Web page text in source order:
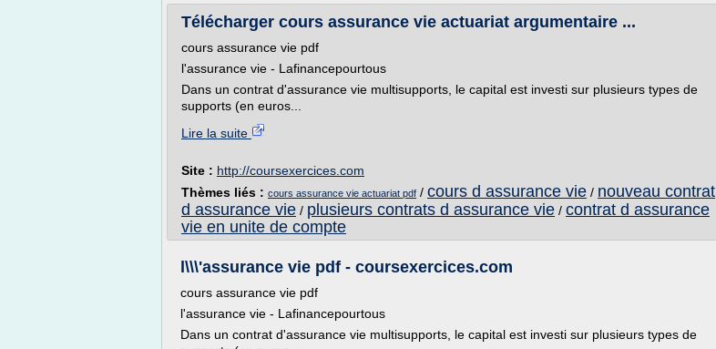
Télécharger cours assurance vie actuariat argumentaire ...
cours assurance vie pdf
l'assurance vie - Lafinancepourtous
Dans un contrat d'assurance vie multisupports, le capital est investi sur plusieurs types de
supports (en euros...
Lire la suite
Site : http://coursexercices.com
Thèmes liés : cours assurance vie actuariat pdf / cours d assurance vie / nouveau contrat
d assurance vie / plusieurs contrats d assurance vie / contrat d assurance
vie en unite de compte
l\\\'assurance vie pdf - coursexercices.com
cours assurance vie pdf
l'assurance vie - Lafinancepourtous
Dans un contrat d'assurance vie multisupports, le capital est investi sur plusieurs types de